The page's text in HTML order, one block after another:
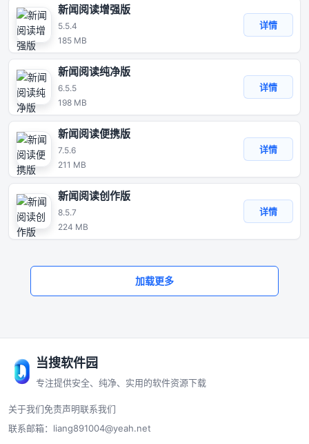
新闻阅读增强版
5.5.4
185 MB
详情
新闻阅读纯净版
6.5.5
198 MB
详情
新闻阅读便携版
7.5.6
211 MB
详情
新闻阅读创作版
8.5.7
224 MB
详情
加载更多
当搜软件园
专注提供安全、纯净、实用的软件资源下载
关于我们免责声明联系我们
联系邮箱： liang891004@yeah.net